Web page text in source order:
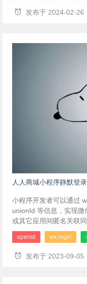
发布于 2024-02-26
人人商城小程序静默登录
小程序开发者可以通过
unionId 等信息，实现
或其它应用间匿名关联同
openid wx.login
发布于 2023-09-05